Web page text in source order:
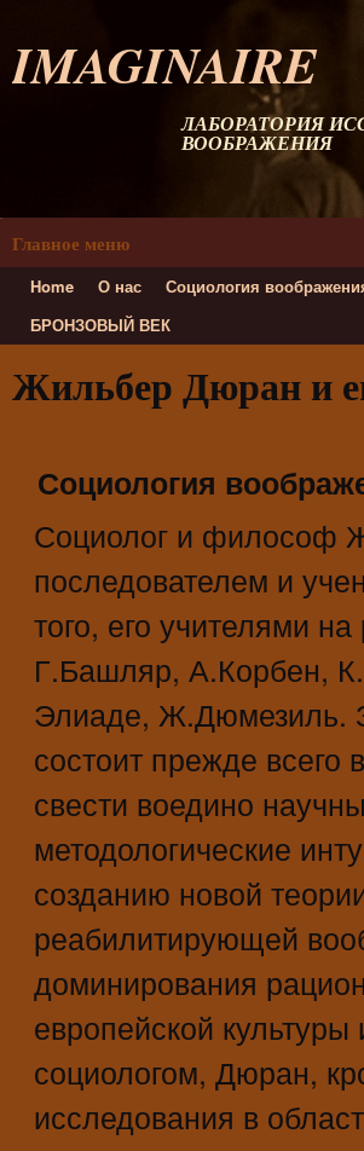
IMAGINAIRE
ЛАБОРАТОРИЯ
ВООБРАЖЕНИЯ
Главное меню
Home О нас Социология
БРОНЗОВЫЙ ВЕК
Жильбер Дюран и
Социология
Социолог и философ
последователем и
того, его учителями
Г.Башляр, А.Корбен,
Элиаде, Ж.Дюмезиль.
состоит прежде всего
свести воедино
методологические
созданию новой
реабилитирующей
доминирования
европейской
социологом, Дюран,
исследования в